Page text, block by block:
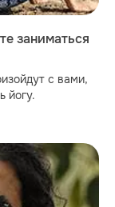
заниматься
с вами,
йогу.